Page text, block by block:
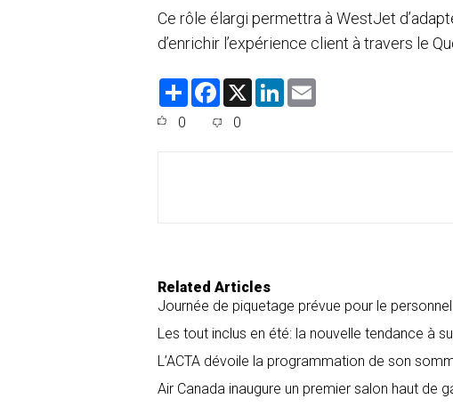
Ce rôle élargi permettra à WestJet
d’enrichir l’expérience client à travers le
S
F
e
X
L
0 0
Related Articles
Journée de piquetage prévue pour le
Les tout inclus en été: la nouvelle tendance à
L’ACTA dévoile la programmation de son
Air Canada inaugure un premier salon haut de